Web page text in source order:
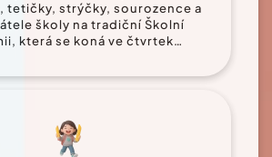
tetičky, strýčky, sourozence a
školy na tradiční Školní
která se koná ve čtvrtek…